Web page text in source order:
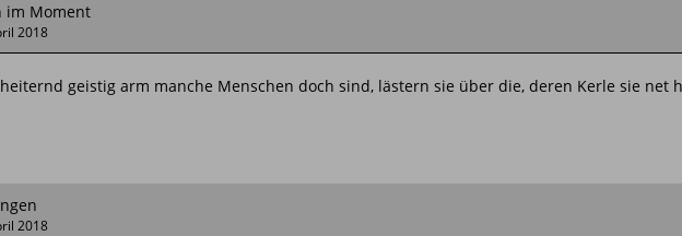
im Moment
2018
geistig arm manche Menschen doch sind, lästern sie über die, deren Kerle sie net
2018